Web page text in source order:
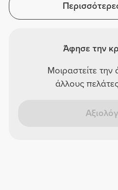
Άφησε την
Μοιραστείτε
άλλους